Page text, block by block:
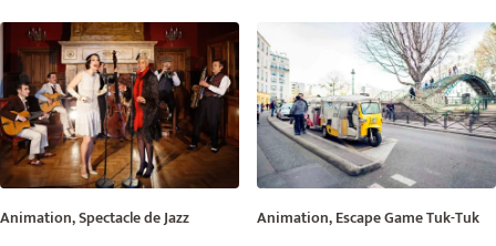
Animation, Spectacle de Jazz Animation, Escape Game Tuk-Tuk